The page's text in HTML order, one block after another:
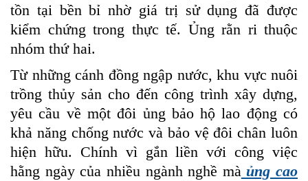
tồn tại bền bỉ nhờ giá trị sử dụng đã được
kiểm chứng trong thực tế. Ủng rằn ri thuộc
nhóm thứ hai.
Từ những cánh đồng ngập nước, khu vực nuôi
trồng thủy sản cho đến công trình xây dựng,
yêu cầu về một đôi ủng bảo hộ lao động có
khả năng chống nước và bảo vệ đôi chân luôn
hiện hữu. Chính vì gắn liền với công việc
hằng ngày của nhiều ngành nghề màủng cao